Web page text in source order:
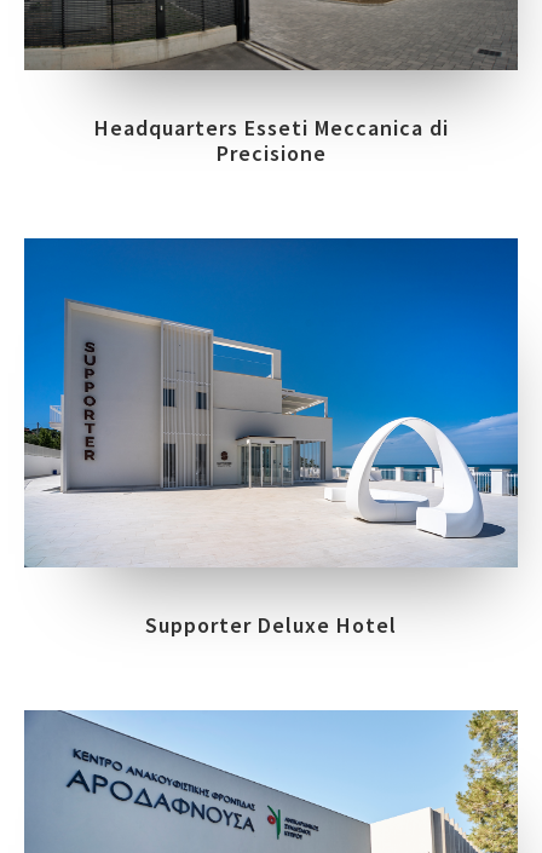
Headquarters Esseti Meccanica di
Precisione
Supporter Deluxe Hotel